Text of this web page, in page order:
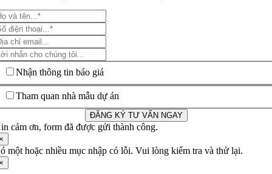
Nhận thông tin báo giá
Tham quan nhà mẫu dự án
ĐĂNG KÝ TƯ VẤN NGAY
cảm ơn, form đã được gửi thành công.
một hoặc nhiều mục nhập có lỗi. Vui lòng kiểm tra và thử lại.